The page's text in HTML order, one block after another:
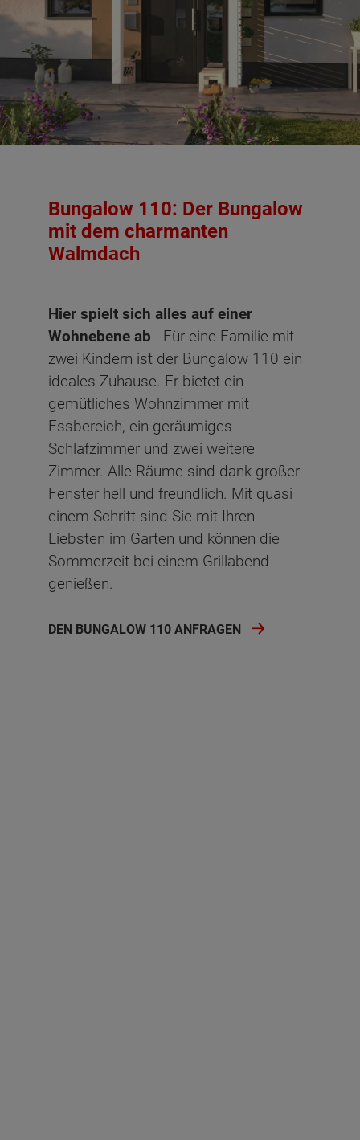
Bungalow 110: Der Bungalow
mit dem charmanten
Walmdach
Hier spielt sich alles auf einer
Wohnebene ab - Für eine Familie mit
zwei Kindern ist der Bungalow 110 ein
ideales Zuhause. Er bietet ein
gemütliches Wohnzimmer mit
Essbereich, ein geräumiges
Schlafzimmer und zwei weitere
Zimmer. Alle Räume sind dank großer
Fenster hell und freundlich. Mit quasi
einem Schritt sind Sie mit Ihren
Liebsten im Garten und können die
Sommerzeit bei einem Grillabend
genießen.
DEN BUNGALOW 110 ANFRAGEN